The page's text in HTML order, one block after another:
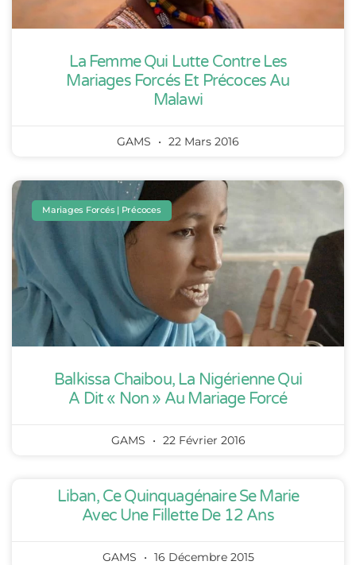
La Femme Qui Lutte Contre Les
Mariages Forcés Et Précoces Au
Malawi
GAMS 22 Mars 2016
Mariages Forcés | Précoces
Balkissa Chaibou, La Nigérienne Qui
A Dit « Non » Au Mariage Forcé
GAMS 22 Février 2016
Liban, Ce Quinquagénaire Se Marie
Avec Une Fillette De 12 Ans
GAMS 16 Décembre 2015